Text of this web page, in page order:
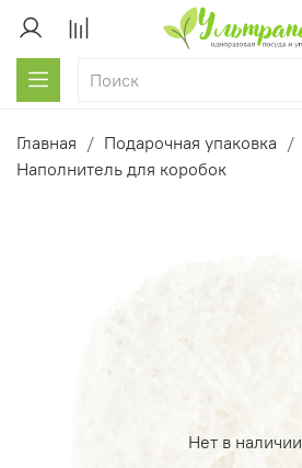
Главная
Подарочная упаковка
Наполнитель для коробок
Нет в наличии